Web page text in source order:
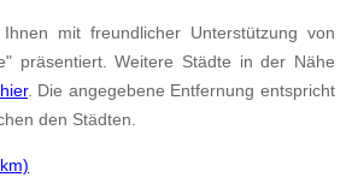
mit freundlicher Unterstützung von
präsentiert. Weitere Städte in der Nähe
hier. Die angegebene Entfernung entspricht
den Städten.